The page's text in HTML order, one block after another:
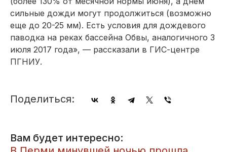
сильные дожди могут продолжиться (возможно
еще до 20-25 мм). Есть условия для дождевого
паводка на реках бассейна Обвы, аналогичного 3
июля 2017 года», — рассказали в ГИС-центре
ПГНИУ.
Поделиться:
Вам будет интересно: